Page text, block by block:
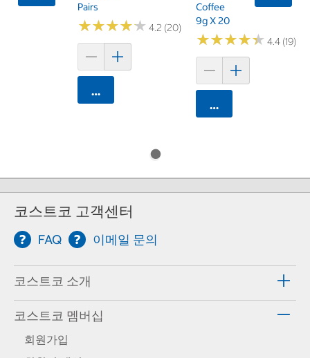
Pairs
★★★★★
★★★★★ 4.2 (20)
카트에 담기
Coffee
9g X 20
★★★★★
★★★★★ 4.4 (19)
카트에 담기
코스트코 고객센터
FAQ 이메일 문의
코스트코 소개
코스트코 멤버십
회원가입